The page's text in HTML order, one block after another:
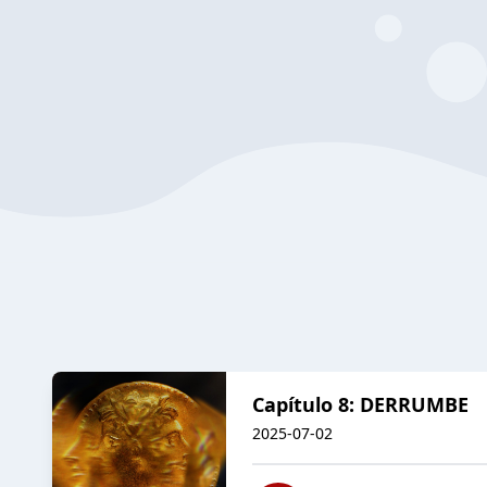
Capítulo 8: DERRUMBE
2025-07-02